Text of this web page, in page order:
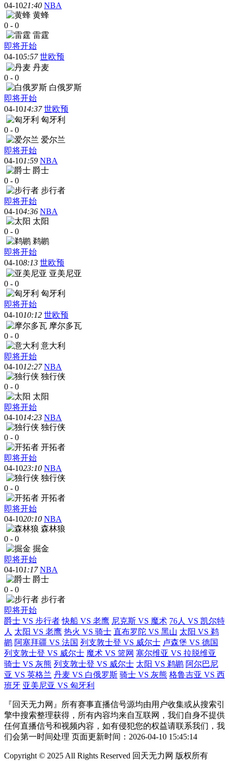
04-1021:40 NBA
黄蜂
0 - 0
雷霆
即将开始
04-105:57 世欧预
丹麦
0 - 0
白俄罗斯
即将开始
04-1014:37 世欧预
匈牙利
0 - 0
爱尔兰
即将开始
04-101:59 NBA
爵士
0 - 0
步行者
即将开始
04-104:36 NBA
太阳
0 - 0
鹈鹕
即将开始
04-108:13 世欧预
亚美尼亚
0 - 0
匈牙利
即将开始
04-1010:12 世欧预
摩尔多瓦
0 - 0
意大利
即将开始
04-1012:27 NBA
独行侠
0 - 0
太阳
即将开始
04-1014:23 NBA
独行侠
0 - 0
开拓者
即将开始
04-1023:10 NBA
独行侠
0 - 0
开拓者
即将开始
04-1020:10 NBA
森林狼
0 - 0
掘金
即将开始
04-101:17 NBA
爵士
0 - 0
步行者
即将开始
爵士 VS 步行者 快船 VS 老鹰 尼克斯 VS 魔术 76人 VS 凯尔特
人 太阳 VS 老鹰 热火 VS 骑士 直布罗陀 VS 黑山 太阳 VS 鹈
鹕 阿塞拜疆 VS 法国 列支敦士登 VS 威尔士 卢森堡 VS 德国
列支敦士登 VS 威尔士 魔术 VS 篮网 塞尔维亚 VS 拉脱维亚
骑士 VS 灰熊 列支敦士登 VS 威尔士 太阳 VS 鹈鹕 阿尔巴尼
亚 VS 英格兰 丹麦 VS 白俄罗斯 骑士 VS 灰熊 格鲁吉亚 VS 西
班牙 亚美尼亚 VS 匈牙利
『回天无力网』所有赛事直播信号源均由用户收集或从搜索引
擎中搜索整理获得，所有内容均来自互联网，我们自身不提供
任何直播信号和视频内容，如有侵犯您的权益请联系我们，我
们会第一时间处理 页面更新时间：2026-04-10 15:45:14
Copyright © 2025 All Rights Reserved 回天无力网 版权所有